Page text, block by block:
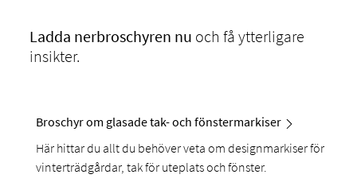
Ladda nerbroschyren nu och få ytterligare
insikter.
Broschyr om glasade tak- och fönstermarkiser
Här hittar du allt du behöver veta om designmarkiser för
vinterträdgårdar, tak för uteplats och fönster.